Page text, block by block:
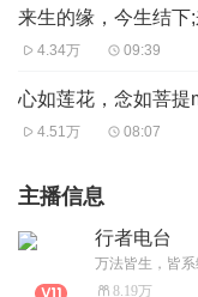
来生的缘，今生结下
4.34万 09:39
心如莲花，念如菩提
4.51万 08:07
主播信息
行者电台
8.19万